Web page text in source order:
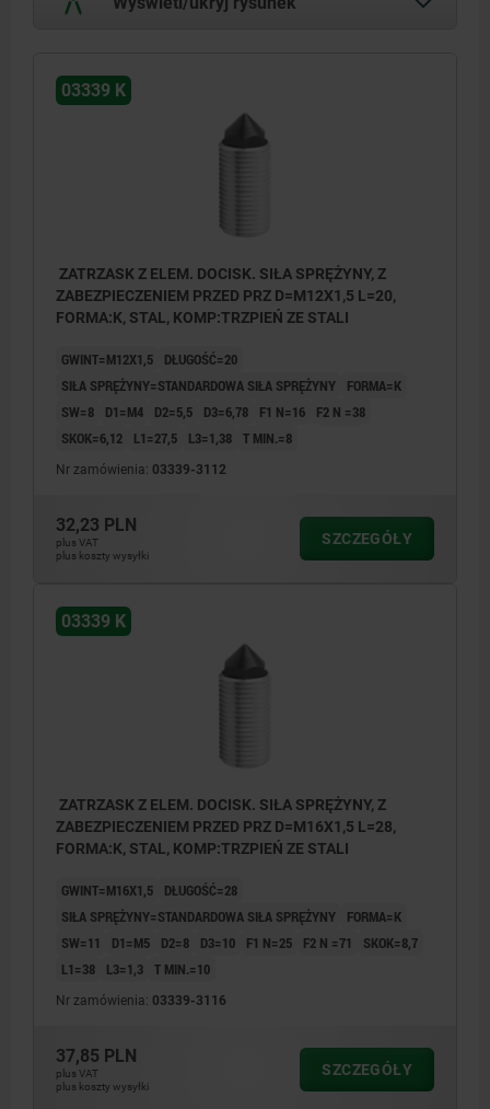
03339 K
ZATRZASK Z ELEM. DOCISK. SIŁA SPRĘŻYNY, Z
ZABEZPIECZENIEM PRZED PRZ D=M12X1,5 L=20,
FORMA:K, STAL, KOMP:TRZPIEŃ ZE STALI
GWINT=M12X1,5
DŁUGOŚĆ=20
SIŁA SPRĘŻYNY=STANDARDOWA SIŁA SPRĘŻYNY
FORMA=K
SW=8
D1=M4 D2=5,5 D3=6,78 F1 N=16
F2 N =38
SKOK=6,12
L1=27,5 L3=1,38 T MIN.=8
Nr zamówienia: 03339-3112
32,23 PLN
plus VAT
plus koszty wysyłki
SZCZEGÓŁY
03339 K
ZATRZASK Z ELEM. DOCISK. SIŁA SPRĘŻYNY, Z
ZABEZPIECZENIEM PRZED PRZ D=M16X1,5 L=28,
FORMA:K, STAL, KOMP:TRZPIEŃ ZE STALI
GWINT=M16X1,5
DŁUGOŚĆ=28
SIŁA SPRĘŻYNY=STANDARDOWA SIŁA SPRĘŻYNY
FORMA=K
SW=11
D1=M5 D2=8 D3=10 F1 N=25 F2 N =71
SKOK=8,7
L1=38
L3=1,3 T MIN.=10
Nr zamówienia: 03339-3116
37,85 PLN
plus VAT
plus koszty wysyłki
SZCZEGÓŁY